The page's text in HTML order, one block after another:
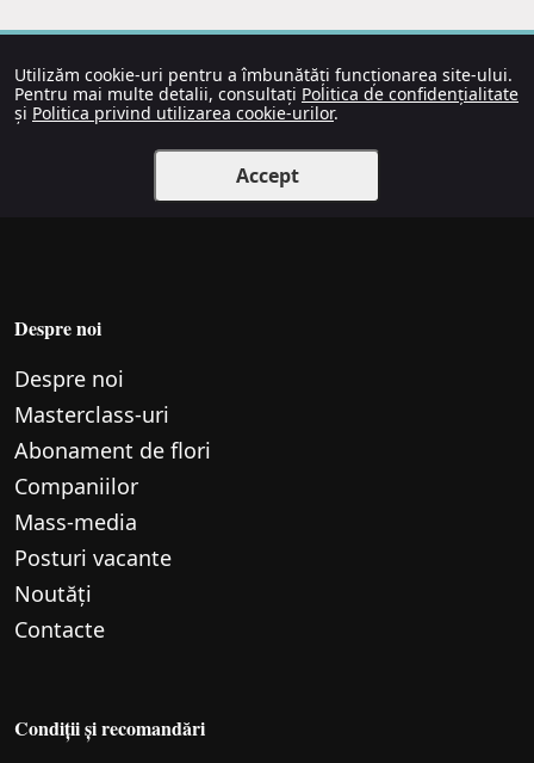
Utilizăm cookie-uri pentru a îmbunătăți funcționarea site-ului.
Pentru mai multe detalii, consultați Politica de confidențialitate
și Politica privind utilizarea cookie-urilor.
Accept
Despre noi
Despre noi
Маsterclass-uri
Abonament de flori
Companiilor
Mass-media
Posturi vacante
Noutăți
Contacte
Condiții și recomandări